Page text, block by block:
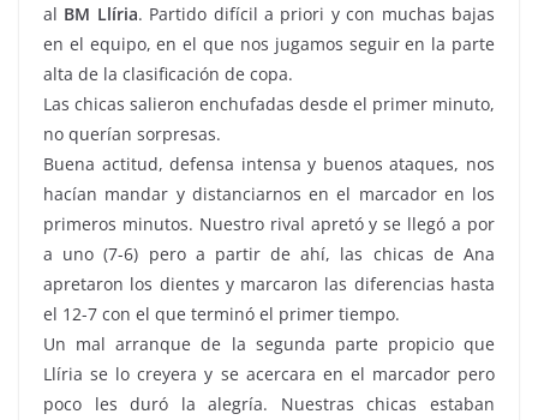
al BM Llíria. Partido difícil a priori y con muchas bajas
en el equipo, en el que nos jugamos seguir en la parte
alta de la clasificación de copa.
Las chicas salieron enchufadas desde el primer minuto,
no querían sorpresas.
Buena actitud, defensa intensa y buenos ataques, nos
hacían mandar y distanciarnos en el marcador en los
primeros minutos. Nuestro rival apretó y se llegó a por
a uno (7-6) pero a partir de ahí, las chicas de Ana
apretaron los dientes y marcaron las diferencias hasta
el 12-7 con el que terminó el primer tiempo.
Un mal arranque de la segunda parte propicio que
Llíria se lo creyera y se acercara en el marcador pero
poco les duró la alegría. Nuestras chicas estaban